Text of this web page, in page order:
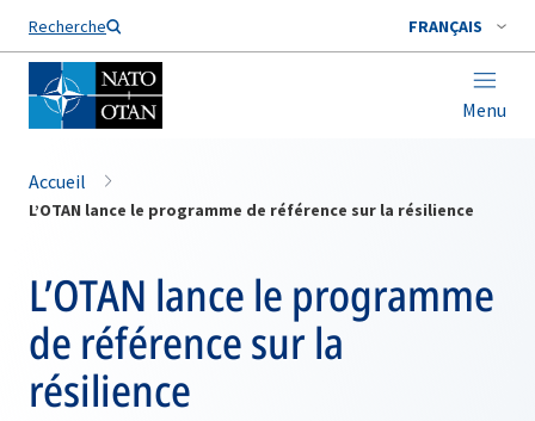
Recherche FRANÇAIS
Menu
Nom de famille*
Accueil
L’OTAN lance le programme de référence sur la résilience
L’OTAN lance le programme
de référence sur la
résilience